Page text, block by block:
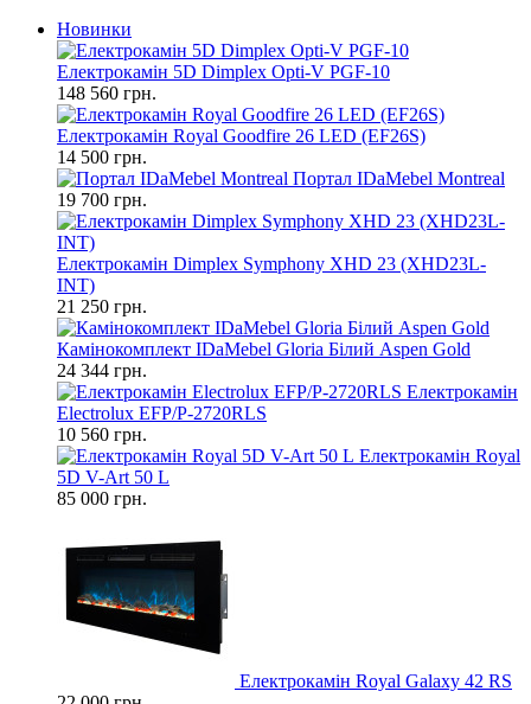
Новинки
Електрокамін 5D Dimplex Opti-V PGF-10
148 560 грн.
Електрокамін Royal Goodfire 26 LED (EF26S)
14 500 грн.
Портал IDaMebel Montreal
19 700 грн.
Електрокамін Dimplex Symphony XHD 23 (XHD23L-
INT)
21 250 грн.
Камінокомплект IDaMebel Gloria Білий Aspen Gold
24 344 грн.
Електрокамін
Electrolux EFP/P-2720RLS
10 560 грн.
Електрокамін Royal
5D V-Art 50 L
85 000 грн.
Електрокамін Royal Galaxy 42 RS